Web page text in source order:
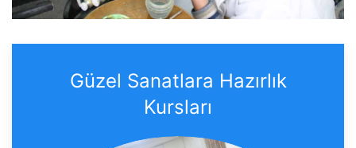
Güzel Sanatlara Hazırlık
Kursları